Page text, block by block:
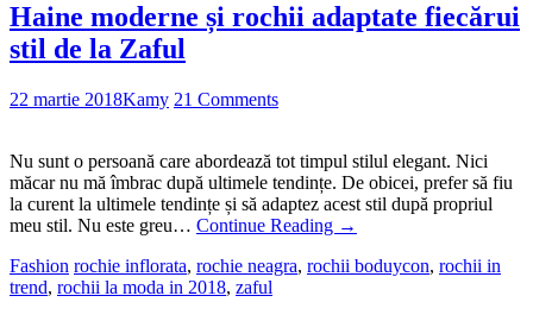
Haine moderne și rochii adaptate fiecărui
stil de la Zaful
22 martie 2018Kamy 21 Comments
Nu sunt o persoană care abordează tot timpul stilul elegant. Nici
măcar nu mă îmbrac după ultimele tendințe. De obicei, prefer să fiu
la curent la ultimele tendințe și să adaptez acest stil după propriul
meu stil. Nu este greu… Continue Reading →
Fashion rochie inflorata, rochie neagra, rochii boduycon, rochii in
trend, rochii la moda in 2018, zaful